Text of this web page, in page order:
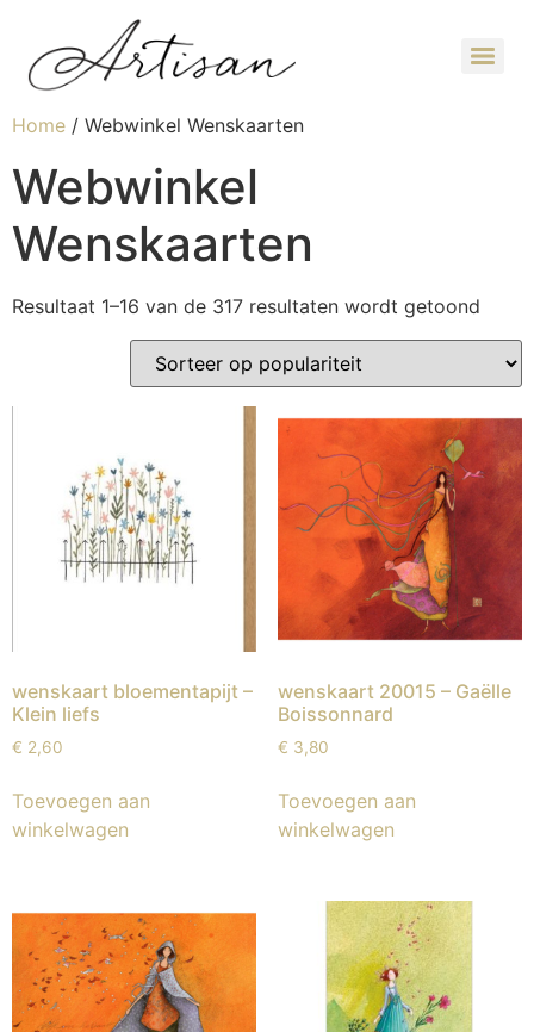
Home / Webwinkel Wenskaarten
Webwinkel
Wenskaarten
Resultaat 1–16 van de 317 resultaten wordt getoond
wenskaart bloementapijt –
Klein liefs
€ 2,60
Toevoegen aan
winkelwagen
wenskaart 20015 – Gaëlle
Boissonnard
€ 3,80
Toevoegen aan
winkelwagen